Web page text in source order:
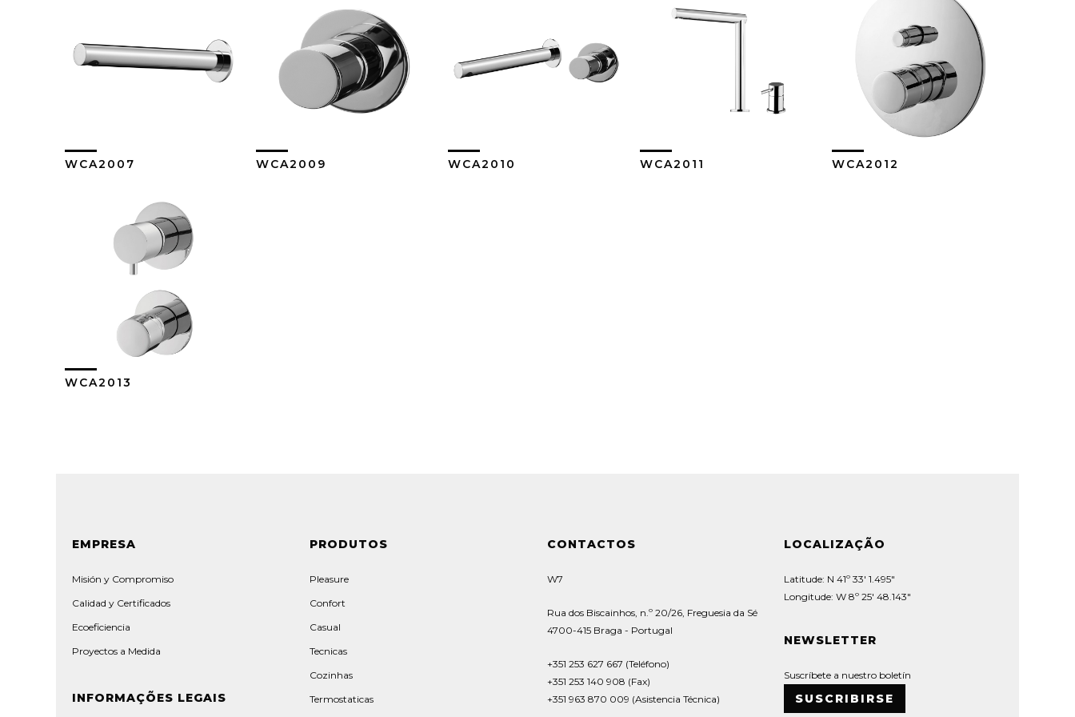
Ver Más
WCA2007 Ver Más
WCA2009 WCA2010 WCA2011 WCA2012
WCA2013
EMPRESA
Misión y Compromiso
Calidad y Certificados
Ecoeficiencia
Proyectos a Medida
INFORMAÇÕES LEGAIS
PRODUTOS
Pleasure
Confort
Casual
Tecnicas
Cozinhas
Termostaticas
CONTACTOS
W7
Rua dos Biscainhos, n.º 20/26, Freguesia da Sé
4700-415 Braga - Portugal
+351 253 627 667 (Teléfono)
+351 253 140 908 (Fax)
+351 963 870 009 (Asistencia Técnica)
LOCALIZAÇÃO
Latitude: N 41º 33' 1.495"
Longitude: W 8º 25' 48.143"
NEWSLETTER
Suscríbete a nuestro boletín
SUSCRIBIRSE